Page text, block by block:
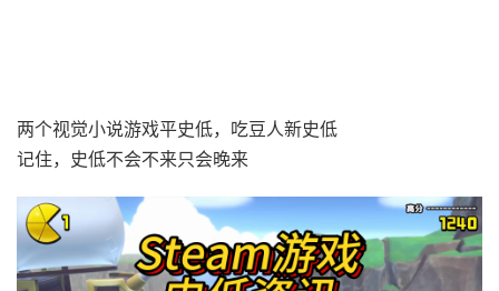
两个视觉小说游戏平史低，吃豆人新史低
记住，史低不会不来只会晚来